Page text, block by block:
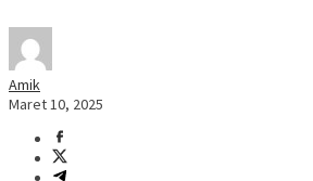
Amik
Maret 10, 2025